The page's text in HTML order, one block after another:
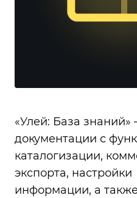
«Улей: База знаний»
документации с
каталогизации,
экспорта,
информации, а